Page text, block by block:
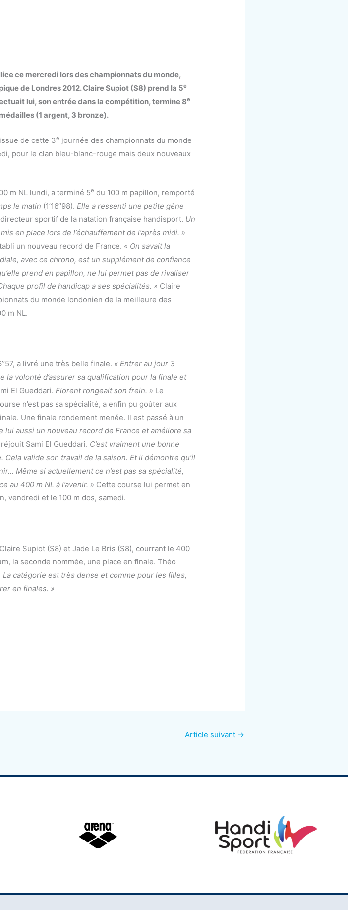
ce mercredi lors des championnats du monde,
de Londres 2012. Claire Supiot (S8) prend la 5e
lui, son entrée dans la compétition, termine 8e
(1 argent, 3 bronze).
de cette 3e journée des championnats du monde
pour le clan bleu-blanc-rouge mais deux nouveaux
m NL lundi, a terminé 5e du 100 m papillon, remporté
le matin (1’16’’98). Elle a ressenti une petite gêne
sportif de la natation française handisport. Un
en place lors de l’échauffement de l’après midi. »
un nouveau record de France. « On savait la
avec ce chrono, est un supplément de confiance
prend en papillon, ne lui permet pas de rivaliser
profil de handicap a ses spécialités. » Claire
du monde londonien de la meilleure des
m NL.
a livré une très belle finale. « Entrer au jour 3
la volonté d’assurer sa qualification pour la finale et
El Gueddari. Florent rongeait son frein. » Le
n’est pas sa spécialité, a enfin pu goûter aux
Une finale rondement menée. Il est passé à un
lui aussi un nouveau record de France et améliore sa
réjouit Sami El Gueddari. C’est vraiment une bonne
valide son travail de la saison. Et il démontre qu’il
Même si actuellement ce n’est pas sa spécialité,
au 400 m NL à l’avenir. » Cette course lui permet en
vendredi et le 100 m dos, samedi.
Supiot (S8) et Jade Le Bris (S8), courrant le 400
la seconde nommée, une place en finale. Théo
La catégorie est très dense et comme pour les filles,
en finales. »
Article suivant →